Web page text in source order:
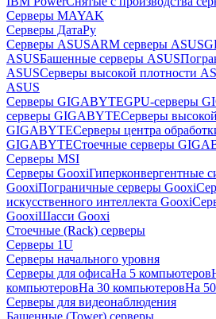
Серверы MAYAK
Серверы ДатаРу
Серверы ASUSARM серверы ASUS
ASUSБашенные серверы ASUS
ASUSСерверы высокой плотности
ASUS
Серверы GIGABYTEGPU-серверы
серверы GIGABYTEСерверы
GIGABYTEСерверы центра
GIGABYTEСтоечные серверы
Серверы MSI
Серверы GooxiГиперконвергентные
GooxiПограничные серверы Gooxi
искусственного интеллекта Gooxi
GooxiШасси Gooxi
Стоечные (Rack) серверы
Серверы 1U
Серверы начального уровня
Серверы для офисаНа 5 компьютеров
компьютеровНа 30 компьютеровНа
Серверы для видеонаблюдения
Башенные (Tower) серверы